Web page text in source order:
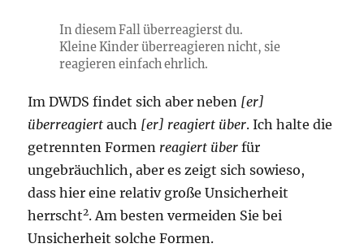
In diesem Fall überreagierst du.
Kleine Kinder überreagieren nicht, sie
reagieren einfach ehrlich.
Im DWDS findet sich aber neben [er]
überreagiert auch [er] reagiert über. Ich halte die
getrennten Formen reagiert über für
ungebräuchlich, aber es zeigt sich sowieso,
dass hier eine relativ große Unsicherheit
herrscht2. Am besten vermeiden Sie bei
Unsicherheit solche Formen.